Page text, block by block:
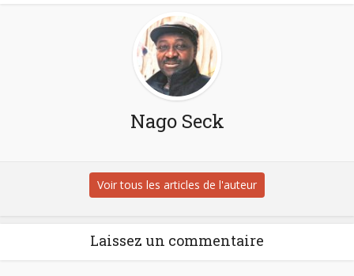
Nago Seck
Voir tous les articles de l'auteur
Laissez un commentaire